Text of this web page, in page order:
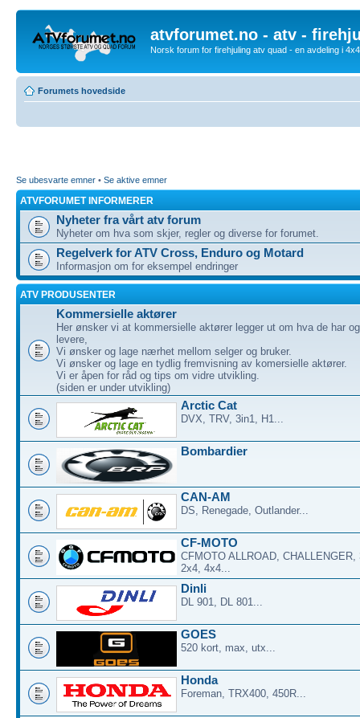
atvforumet.no - atv -
Norsk forum for firehjuling atv quad - en avdeling i
Forumets hovedside
Se ubesvarte emner • Se aktive emner
ATVFORUMET INFORMERER
Nyheter fra vårt atv forum
Nyheter om hva som skjer, regler og diverse for forumet.
Regelverk for ATV Cross, Enduro og Motard
Informasjon om for eksempel endringer
ATV PRODUSENTER
Kommersielle aktører
Her ønsker vi at kommersielle aktører legger ut om hva de har
levere,
Vi ønsker og lage nærhet mellom selger og bruker.
Vi ønsker og lage en tydlig fremvisning av komersielle aktører.
Vi er åpen for råd og tips om vidre utvikling.
(siden er under utvikling)
Arctic Cat
DVX, TRV, 3in1, H1...
Bombardier
CAN-AM
DS, Renegade, Outlander...
CF-MOTO
CFMOTO ALLROAD,
2x4, 4x4...
Dinli
DL 901, DL 801...
GOES
520 kort, max, utx...
Honda
Foreman, TRX400, 450R...